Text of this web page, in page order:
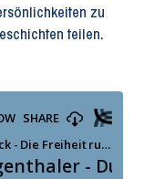
zu
teilen.